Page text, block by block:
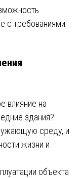
с требованиями
влияние на
здания?
среду, и
жизни и
объекта